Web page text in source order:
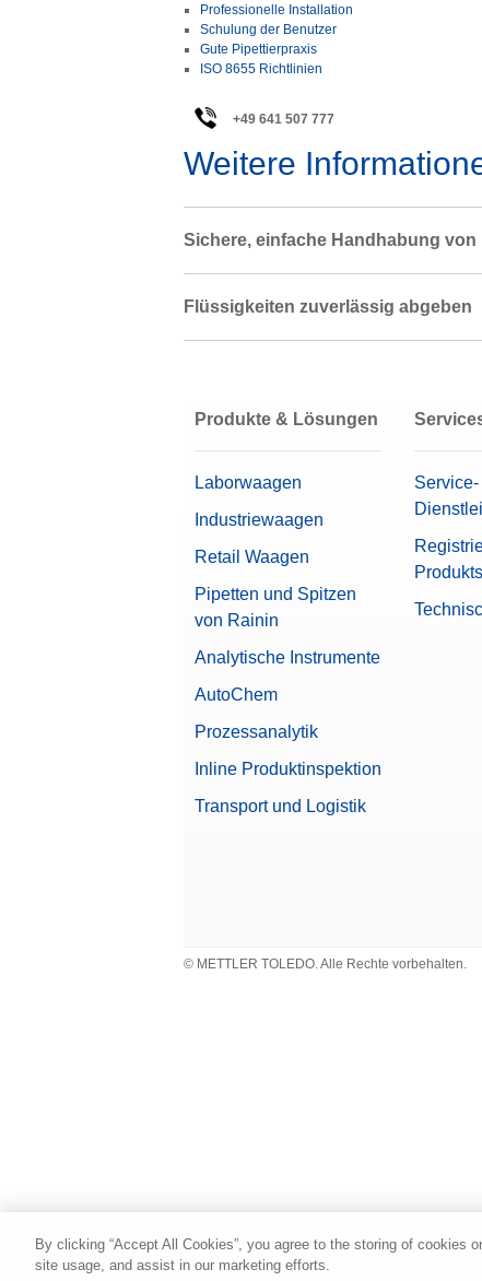
Professionelle Installation
Schulung der Benutzer
Gute Pipettierpraxis
ISO 8655 Richtlinien
+49 641 507 777
Weitere
Sichere, einfache Handhabung von
Flüssigkeiten zuverlässig abgeben
Produkte & Lösungen
Laborwaagen
Industriewaagen
Retail Waagen
Pipetten und Spitzen
von Rainin
Analytische Instrumente
AutoChem
Prozessanalytik
Inline Produktinspektion
Transport und Logistik
Service-
Produkts
© METTLER TOLEDO. Alle Rechte vorbehalten.
By clicking “Accept All Cookies”, you agree to the storing of cookies
site usage, and assist in our marketing efforts.